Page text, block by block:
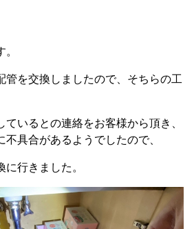
管を交換しましたので、そちらの工
いるとの連絡をお客様から頂き、
具合があるようでしたので、
行きました。